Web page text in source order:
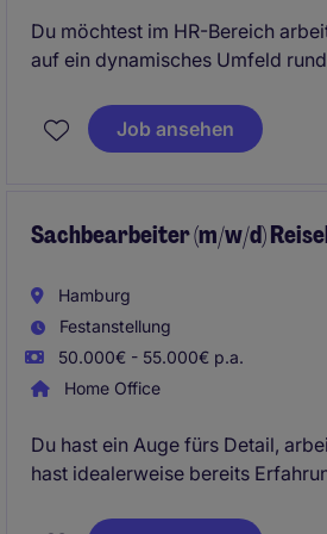
Du möchtest im HR-Bereich
auf ein dynamisches Umfeld
zu dir passen. Gesucht wird eine
Unterstützung in der
Job ansehen
Sachbearbeiter (m/w/d)
Hamburg
Festanstellung
50.000€ - 55.000€ p.a.
Home Office
Du hast ein Auge fürs Detail,
hast idealerweise bereits